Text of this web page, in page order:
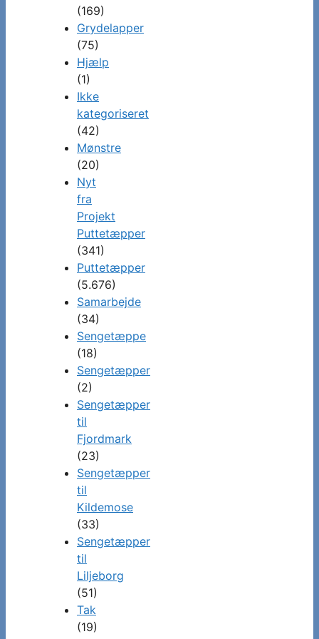
(169)
Grydelapper
(75)
Hjælp
(1)
Ikke
kategoriseret
(42)
Mønstre
(20)
Nyt
fra
Projekt
Puttetæpper
(341)
Puttetæpper
(5.676)
Samarbejde
(34)
Sengetæppe
(18)
Sengetæpper
(2)
Sengetæpper
til
Fjordmark
(23)
Sengetæpper
til
Kildemose
(33)
Sengetæpper
til
Liljeborg
(51)
Tak
(19)